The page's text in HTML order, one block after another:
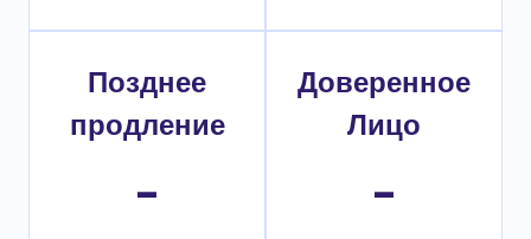
Позднее
продление
-
Доверенное
Лицо
-